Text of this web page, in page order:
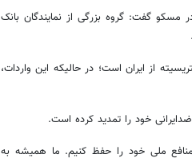
گفت: گروه بزرگی از نمایندگان بانک
از ایران است؛ در حالیکه این واردات،
خود را تمدید کرده است.
ملی خود را حفظ کنیم. ما همیشه به